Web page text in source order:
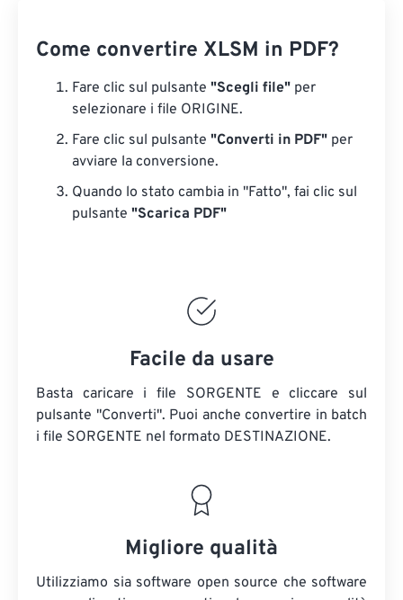
Come convertire XLSM in PDF?
Fare clic sul pulsante "Scegli file" per
selezionare i file ORIGINE.
Fare clic sul pulsante "Converti in PDF" per
avviare la conversione.
Quando lo stato cambia in "Fatto", fai clic sul
pulsante "Scarica PDF"
Facile da usare
Basta caricare i file SORGENTE e cliccare sul
pulsante "Converti". Puoi anche convertire in batch
i file SORGENTE nel formato DESTINAZIONE.
Migliore qualità
Utilizziamo sia software open source che software